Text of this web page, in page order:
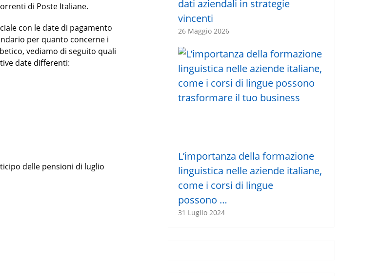
di Poste Italiane.
con le date di pagamento
per quanto concerne i
vediamo di seguito quali
date differenti:
delle pensioni di luglio
dati aziendali in strategie
vincenti
26 Maggio 2026
L’importanza della formazione
linguistica nelle aziende italiane,
come i corsi di lingue
possono …
31 Luglio 2024